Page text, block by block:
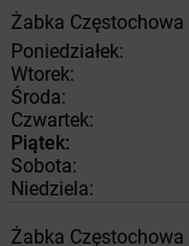
Żabka Częstochowa
Poniedziałek:
Wtorek:
Środa:
Czwartek:
Piątek:
Sobota:
Niedziela:
Żabka Częstochowa